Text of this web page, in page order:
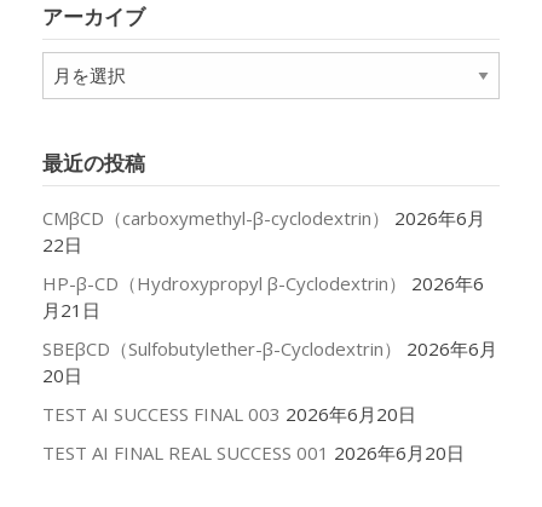
ー
アーカイブ
ア
ー
ブ
最近の投稿
CMβCD（carboxymethyl-β-cyclodextrin）
2026年6月
22日
HP-β-CD（Hydroxypropyl β-Cyclodextrin）
2026年6
月21日
SBEβCD（Sulfobutylether-β-Cyclodextrin）
2026年6月
20日
TEST AI SUCCESS FINAL 003 2026年6月20日
TEST AI FINAL REAL SUCCESS 001 2026年6月20日